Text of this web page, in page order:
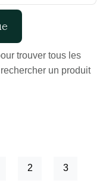
trouver tous les
un produit
2 3